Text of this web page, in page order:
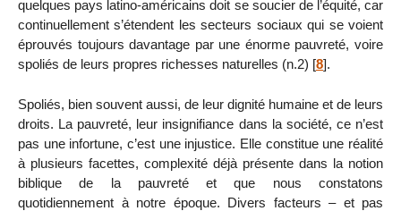
quelques pays latino-américains doit se soucier de l’équité, car
continuellement s’étendent les secteurs sociaux qui se voient
éprouvés toujours davantage par une énorme pauvreté, voire
spoliés de leurs propres richesses naturelles (n.2) [8].
Spoliés, bien souvent aussi, de leur dignité humaine et de leurs
droits. La pauvreté, leur insignifiance dans la société, ce n’est
pas une infortune, c’est une injustice. Elle constitue une réalité
à plusieurs facettes, complexité déjà présente dans la notion
biblique de la pauvreté et que nous constatons
quotidiennement à notre époque. Divers facteurs – et pas